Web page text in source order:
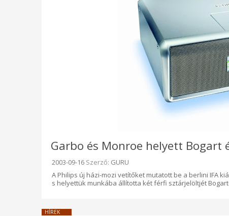
Garbo és Monroe helyett Bogart
Beküldve:
2003-09-16 Szerző: GURU
A Philips új házi-mozi vetítőket mutatott be a berlini IFA
s helyettük munkába állította két férfi sztárjelöltjét
HÍREK